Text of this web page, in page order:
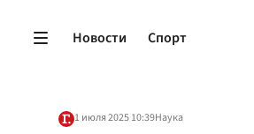
Новости Спорт
1 июля 2025 10:39Наука